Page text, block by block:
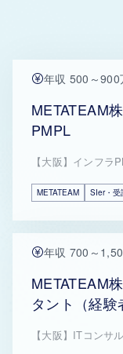
年収 500～900
METATEAM
PMPL
【大阪】インフラ
METATEAM SIer・受
年収 700～
METATEAM
タント（経験
【大阪】ITコンサ